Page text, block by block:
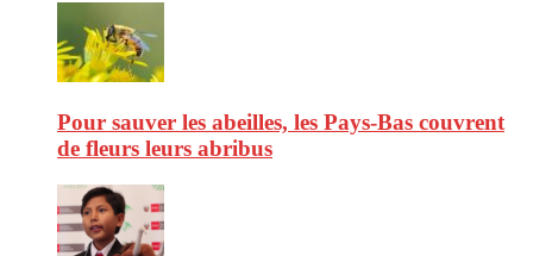
Pour sauver les abeilles, les Pays-Bas couvrent
de fleurs leurs abribus